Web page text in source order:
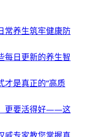
常养生筑牢健康防
每日更新的养生智
才是真正的“高质
更要活得好——这